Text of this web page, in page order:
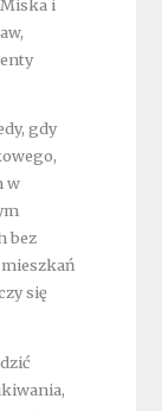
i
gdy
w
bez
się